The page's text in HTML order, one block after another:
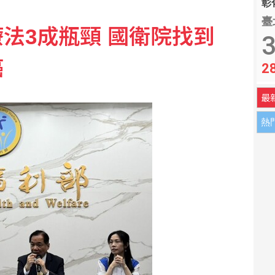
？ 川普：可能很快有結果
彰
臺
最
熱
3成瓶頸 國衛院找到